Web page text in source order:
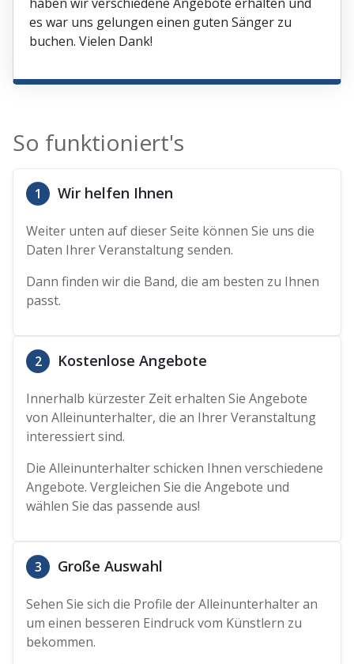
haben wir verschiedene Angebote erhalten und
es war uns gelungen einen guten Sänger zu
buchen. Vielen Dank!
So funktioniert's
1 Wir helfen Ihnen
Weiter unten auf dieser Seite können Sie uns die
Daten Ihrer Veranstaltung senden.
Dann finden wir die Band, die am besten zu Ihnen
passt.
2 Kostenlose Angebote
Innerhalb kürzester Zeit erhalten Sie Angebote
von Alleinunterhalter, die an Ihrer Veranstaltung
interessiert sind.
Die Alleinunterhalter schicken Ihnen verschiedene
Angebote. Vergleichen Sie die Angebote und
wählen Sie das passende aus!
3 Große Auswahl
Sehen Sie sich die Profile der Alleinunterhalter an
um einen besseren Eindruck vom Künstlern zu
bekommen.